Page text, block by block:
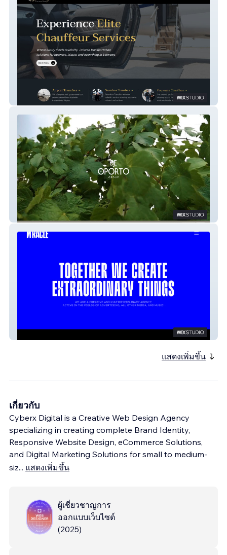
Broadway Elite
Be Oporto
Miracle Agency
แสดงเพิ่มขึ้น
เกี่ยวกับ
Cyberx Digital is a Creative Web Design Agency
specializing in creating complete Brand Identity,
Responsive Website Design, eCommerce Solutions,
and Digital Marketing Solutions for small to medium-
siz... แสดงเพิ่มขึ้น
ผู้เชี่ยวชาญการ
ออกแบบเว็บไซต์
(2025)